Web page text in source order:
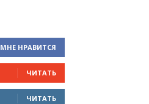
МНЕ НРАВИТСЯ
ЧИТАТЬ
ЧИТАТЬ